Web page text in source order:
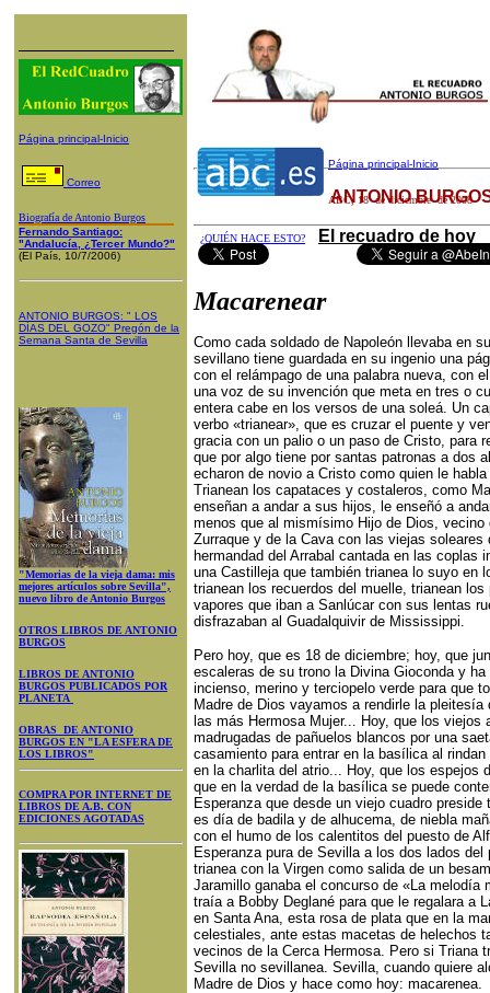
Página principal-Inicio
Correo
Biografía de Antonio Burgos
Fernando Santiago:
"Andalucía, ¿Tercer Mundo?"
(El País, 10/7/2006)
ANTONIO BURGOS: " LOS
DÍAS DEL GOZO" Pregón de la
Semana Santa de Sevilla
"Memorias de la vieja dama: mis
mejores artículos sobre Sevilla",
nuevo libro de Antonio Burgos
OTROS LIBROS DE ANTONIO
BURGOS
LIBROS DE ANTONIO
BURGOS PUBLICADOS POR
PLANETA
OBRAS DE ANTONIO
BURGOS EN "LA ESFERA DE
LOS LIBROS"
COMPRA POR INTERNET DE
LIBROS DE A.B. CON
EDICIONES AGOTADAS
Página principal-Inicio
ABC, 18de diciembre de 2008
¿QUIÉN HACE ESTO? El recuadro de hoy
ANTONIO
Macarenear
Como cada soldado de Napoleón llevaba en
sevillano tiene guardada en su ingenio una
con el relámpago de una palabra nueva, con
una voz de su invención que meta en tres o
entera cabe en los versos de una soleá. Un
verbo «trianear», que es cruzar el puente y
gracia con un palio o un paso de Cristo, para
que por algo tiene por santas patronas a dos
echaron de novio a Cristo como quien le
Trianean los capataces y costaleros, como
enseñan a andar a sus hijos, le enseñó a
menos que al mismísimo Hijo de Dios,
Zurraque y de la Cava con las viejas
hermandad del Arrabal cantada en las coplas
una Castilleja que también trianea lo suyo en
trianean los recuerdos del muelle, trianean
vapores que iban a Sanlúcar con sus lentas
disfrazaban al Guadalquivir de Mississippi.
Pero hoy, que es 18 de diciembre; hoy, que
escaleras de su trono la Divina Gioconda y
incienso, merino y terciopelo verde para que
Madre de Dios vayamos a rendirle la
las más Hermosa Mujer... Hoy, que los
madrugadas de pañuelos blancos por una
casamiento para entrar en la basílica al
en la charlita del atrio... Hoy, que los espejos
que en la verdad de la basílica se puede
Esperanza que desde un viejo cuadro
es día de badila y de alhucema, de niebla
con el humo de los calentitos del puesto de
Esperanza pura de Sevilla a los dos lados
trianea con la Virgen como salida de un
Jaramillo ganaba el concurso de «La melodía
traía a Bobby Deglané para que le regalara a
en Santa Ana, esta rosa de plata que en la
celestiales, ante estas macetas de helechos
vecinos de la Cerca Hermosa. Pero si Triana
Sevilla no sevillanea. Sevilla, cuando quiere
Madre de Dios y hace como hoy: macarenea.